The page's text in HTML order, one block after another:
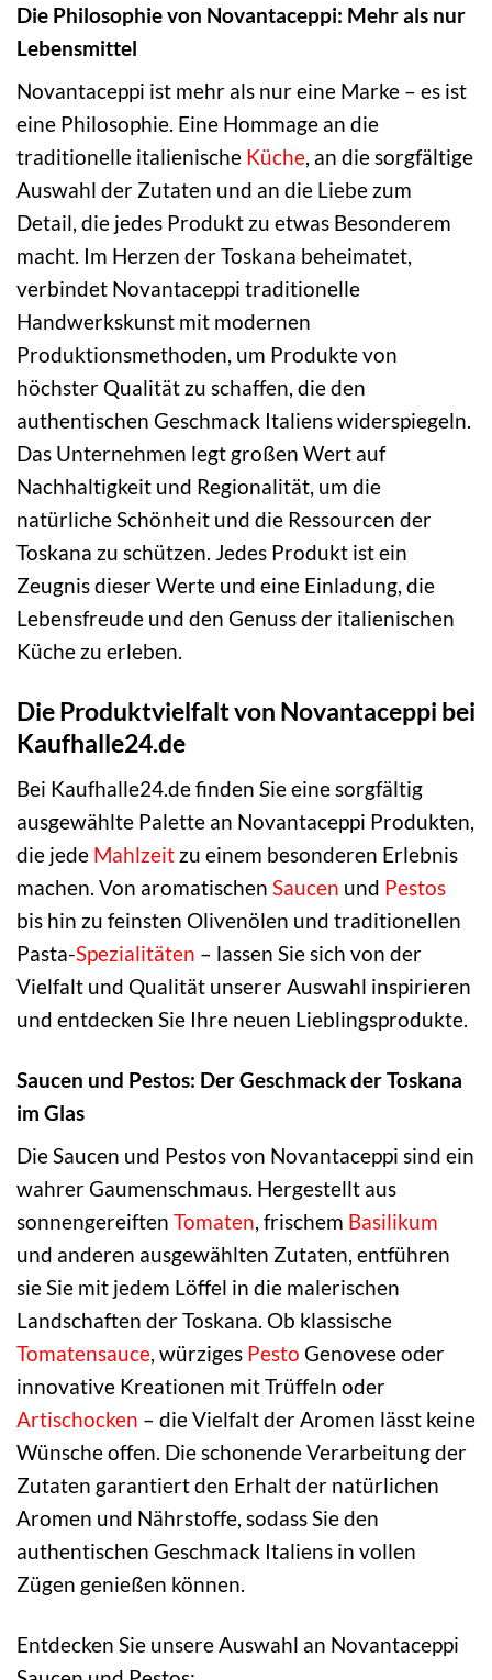
Die Philosophie von Novantaceppi: Mehr als nur
Lebensmittel
Novantaceppi ist mehr als nur eine Marke – es ist
eine Philosophie. Eine Hommage an die
traditionelle italienische Küche, an die sorgfältige
Auswahl der Zutaten und an die Liebe zum
Detail, die jedes Produkt zu etwas Besonderem
macht. Im Herzen der Toskana beheimatet,
verbindet Novantaceppi traditionelle
Handwerkskunst mit modernen
Produktionsmethoden, um Produkte von
höchster Qualität zu schaffen, die den
authentischen Geschmack Italiens widerspiegeln.
Das Unternehmen legt großen Wert auf
Nachhaltigkeit und Regionalität, um die
natürliche Schönheit und die Ressourcen der
Toskana zu schützen. Jedes Produkt ist ein
Zeugnis dieser Werte und eine Einladung, die
Lebensfreude und den Genuss der italienischen
Küche zu erleben.
Die Produktvielfalt von Novantaceppi bei
Kaufhalle24.de
Bei Kaufhalle24.de finden Sie eine sorgfältig
ausgewählte Palette an Novantaceppi Produkten,
die jede Mahlzeit zu einem besonderen Erlebnis
machen. Von aromatischen Saucen und Pestos
bis hin zu feinsten Olivenölen und traditionellen
Pasta-Spezialitäten – lassen Sie sich von der
Vielfalt und Qualität unserer Auswahl inspirieren
und entdecken Sie Ihre neuen Lieblingsprodukte.
Saucen und Pestos: Der Geschmack der Toskana
im Glas
Die Saucen und Pestos von Novantaceppi sind ein
wahrer Gaumenschmaus. Hergestellt aus
sonnengereiften Tomaten, frischem Basilikum
und anderen ausgewählten Zutaten, entführen
sie Sie mit jedem Löffel in die malerischen
Landschaften der Toskana. Ob klassische
Tomatensauce, würziges Pesto Genovese oder
innovative Kreationen mit Trüffeln oder
Artischocken – die Vielfalt der Aromen lässt keine
Wünsche offen. Die schonende Verarbeitung der
Zutaten garantiert den Erhalt der natürlichen
Aromen und Nährstoffe, sodass Sie den
authentischen Geschmack Italiens in vollen
Zügen genießen können.
Entdecken Sie unsere Auswahl an Novantaceppi